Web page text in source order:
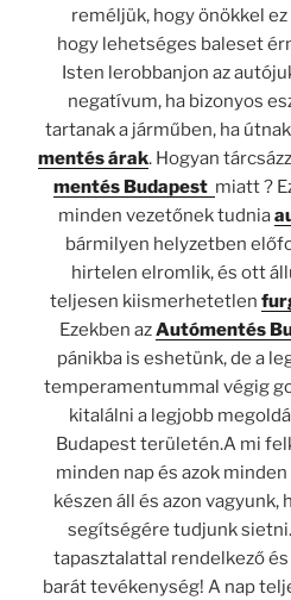
reméljük, hogy önökkel
hogy lehetséges baleset
Isten lerobbanjon az
negatívum, ha bizonyos
tartanak a járműben, ha
mentés árak. Hogyan
mentés Budapest miatt ?
minden vezetőnek tudnia
bármilyen helyzetben
hirtelen elromlik, és ott
teljesen kiismerhetetlen
Ezekben azAutómentés
pánikba is eshetünk, de a
temperamentummal végig
kitalálni a legjobb
Budapest területén.A mi
minden nap és azok
készen áll és azon vagyunk,
segítségére tudjunk
tapasztalattal rendelkező
barát tevékenység! A nap